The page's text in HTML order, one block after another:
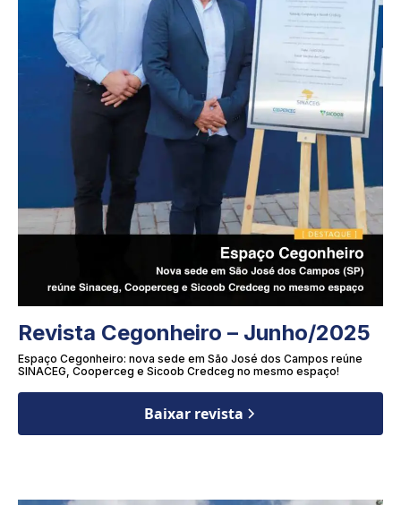
Revista Cegonheiro – Junho/2025
Espaço Cegonheiro: nova sede em São José dos Campos reúne
SINACEG, Cooperceg e Sicoob Credceg no mesmo espaço!
Baixar revista